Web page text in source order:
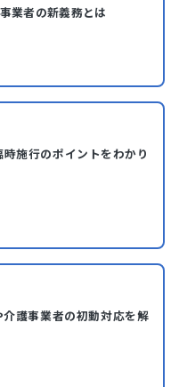
業者の新義務とは
施行のポイントをわかり
護事業者の初動対応を解